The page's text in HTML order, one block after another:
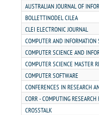
PUBLICAÇÕES
DESTAQUES
UNIESP NEWS
LOGIN
AUSTRALIAN JOURNAL OF
BOLLETTINODEL CILEA
CLEI ELECTRONIC JOURNAL
COMPUTER AND INFORMATION
COMPUTER SCIENCE AND
COMPUTER SCIENCE MASTER
COMPUTER SOFTWARE
CONFERENCES IN RESEARCH
CORR - COMPUTING RESEARCH
CROSSTALK